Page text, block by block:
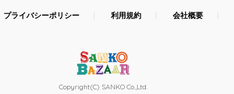
プライバシーポリシー 利用規約 会社概要
Copyright(C) SANKO Co.,Ltd.